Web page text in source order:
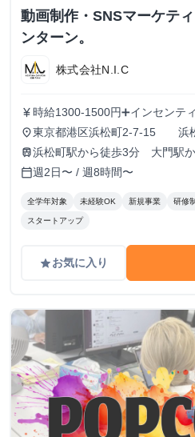
動画制作・SNSマーケテ
ンターン。
株式会社N.I.C
currency_yen 時給1300-1500円➕インセンテ
place東京都港区浜松町2-7-15 浜
train浜松町駅から徒歩3分 大門駅
calendar_today週2日〜 / 週8時間〜
全学年対象 未経験OK 新規事業 研修
スタートアップ
gradeお気に入り